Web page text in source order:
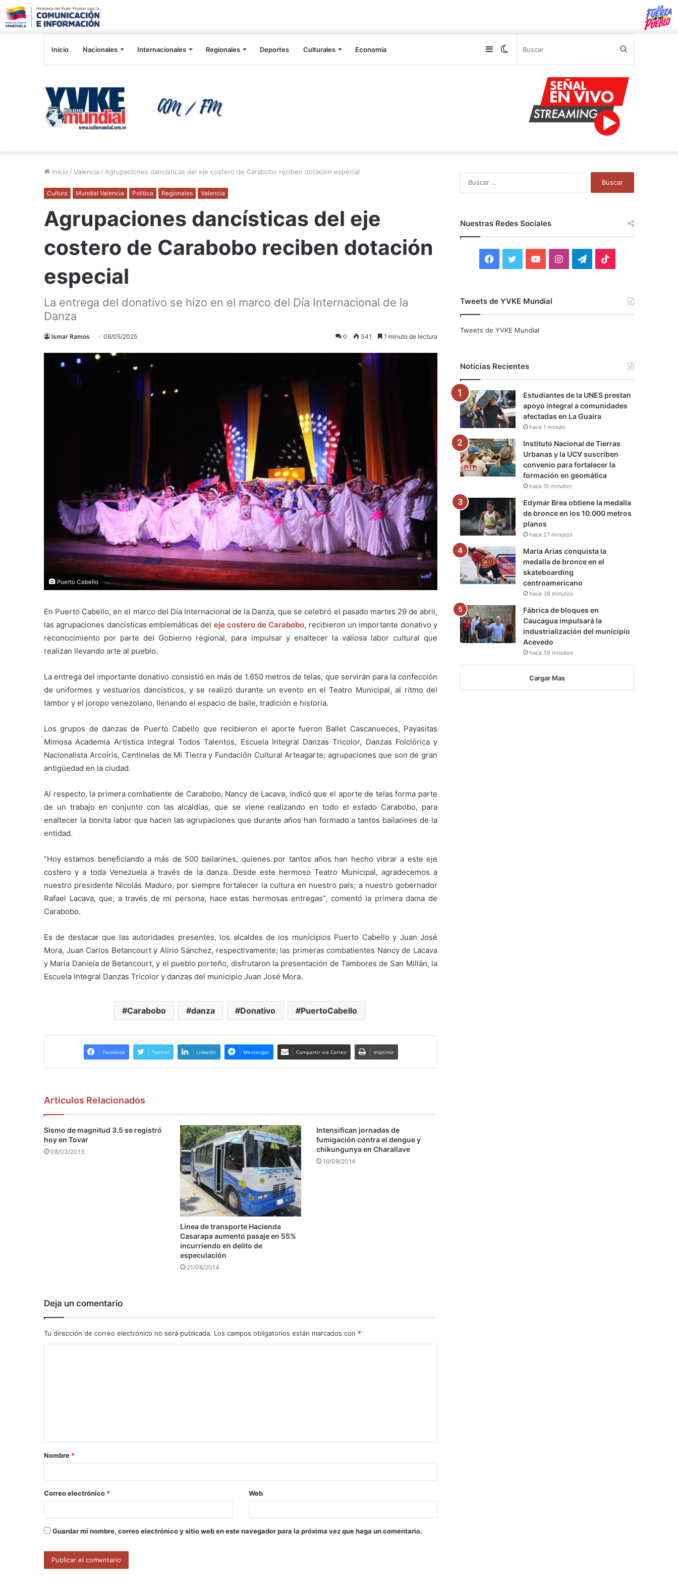
Inicio Nacionales Internacionales Regionales Deportes Culturales Economía Switch
Sidebar
Inicio / Valencia / Agrupaciones dancísticas del eje costero de Carabobo reciben dotación especial
Cultura Mundial Valencia Politica Regionales Valencia
Agrupaciones dancísticas del eje
costero de Carabobo reciben dotación
especial
La entrega del donativo se hizo en el marco del Día Internacional de la
Danza
Ismar Ramos 08/05/2025 0 341 1 minuto de lectura
Puerto Cabello
En Puerto Cabello, en el marco del Día Internacional de la Danza, que se celebró el pasado martes 29 de abril,
las agrupaciones dancísticas emblemáticas del eje costero de Carabobo, recibieron un importante donativo y
reconocimiento por parte del Gobierno regional, para impulsar y enaltecer la valiosa labor cultural que
realizan llevando arte al pueblo.
La entrega del importante donativo consistió en más de 1.650 metros de telas, que servirán para la confección
de uniformes y vestuarios dancísticos, y se realizó durante un evento en el Teatro Municipal, al ritmo del
tambor y el joropo venezolano, llenando el espacio de baile, tradición e historia.
Los grupos de danzas de Puerto Cabello que recibieron el aporte fueron Ballet Cascanueces, Payasitas
Mimosa Academia Artística Integral Todos Talentos, Escuela Integral Danzas Tricolor, Danzas Folclórica y
Nacionalista Arcoíris, Centinelas de Mi Tierra y Fundación Cultural Arteagarte; agrupaciones que son de gran
antigüedad en la ciudad.
Al respecto, la primera combatiente de Carabobo, Nancy de Lacava, indicó que el aporte de telas forma parte
de un trabajo en conjunto con las alcaldías, que se viene realizando en todo el estado Carabobo, para
enaltecer la bonita labor que hacen las agrupaciones que durante años han formado a tantos bailarines de la
entidad.
“Hoy estamos beneficiando a más de 500 bailarines, quienes por tantos años han hecho vibrar a este eje
costero y a toda Venezuela a través de la danza. Desde este hermoso Teatro Municipal, agradecemos a
nuestro presidente Nicolás Maduro, por siempre fortalecer la cultura en nuestro país; a nuestro gobernador
Rafael Lacava, que, a través de mi persona, hace estas hermosas entregas”, comentó la primera dama de
Carabobo.
Es de destacar que las autoridades presentes, los alcaldes de los municipios Puerto Cabello y Juan José
Mora, Juan Carlos Betancourt y Alirio Sánchez, respectivamente; las primeras combatientes Nancy de Lacava
y María Daniela de Betancourt, y el pueblo porteño, disfrutaron la presentación de Tambores de San Millán, la
Escuela Integral Danzas Tricolor y danzas del municipio Juan José Mora.
Carabobo danza Donativo PuertoCabello
Facebook Twitter LinkedIn Messenger Compartir via Correo Imprimir
Articulos Relacionados
Sismo de magnitud 3.5 se registró
hoy en Tovar
08/03/2013
Línea de transporte Hacienda
Casarapa aumentó pasaje en 55%
incurriendo en delito de
especulación
21/08/2014
Intensifican jornadas de
fumigación contra el dengue y
chikungunya en Charallave
19/09/2014
Deja un comentario
Tu dirección de correo electrónico no será publicada. Los campos obligatorios están marcados con *
a
r
*
Nombre *
Correo electrónico * Web
Guardar mi nombre, correo electrónico y sitio web en este navegador para la próxima vez que haga un comentario.
Nuestras Redes Sociales
F
c
o
k
i
r
Y
u
e
I
r
a
m
T
a
m
Tweets de YVKE Mundial
Tweets de YVKE Mundial
Noticias Recientes
Estudiantes de la UNES prestan
apoyo integral a comunidades
afectadas en La Guaira
hace 1 minuto
Instituto Nacional de Tierras
Urbanas y la UCV suscriben
convenio para fortalecer la
formación en geomática
hace 15 minutos
Edymar Brea obtiene la medalla
de bronce en los 10.000 metros
planos
hace 27 minutos
María Arias conquista la
medalla de bronce en el
skateboarding
centroamericano
hace 38 minutos
Fábrica de bloques en
Caucagua impulsará la
industrialización del municipio
Acevedo
hace 39 minutos
Cargar Mas